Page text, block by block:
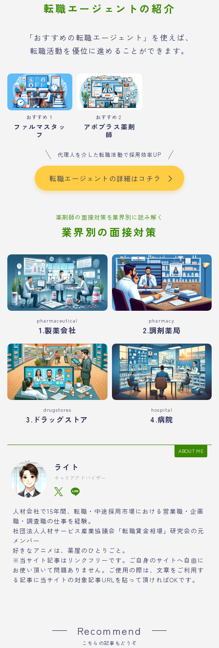
転職エージェントの紹介
「おすすめの転職エージェント」を使えば、
転職活動を優位に進めることができます。
おすすめ１
ファルマスタッ
フ
おすすめ２
アポプラス薬剤
師
代理人を介した転職活動で採用効率UP
転職エージェントの詳細はコチラ
薬剤師の面接対策を業界別に読み解く
業界別の面接対策
pharmaceutical
1.製薬会社
pharmacy
2.調剤薬局
drugstores
3.ドラッグストア
hospital
4.病院
ABOUT ME
ライト
キャリアアドバイザー
人材会社で15年間、転職・中途採用市場における営業職・企画
職・調査職の仕事を経験。
社団法人人材サービス産業協議会「転職賃金相場」研究会の元
メンバー
好きなアニメは、薬屋のひとりごと。
※当サイト記事はリンクフリーです。ご自身のサイトへ自由に
お使い頂いて問題ありません。ご使用の際は、文章をご利用す
る記事に当サイトの対象記事URLを貼って頂ければOKです。
Recommend
こちらの記事もどうぞ